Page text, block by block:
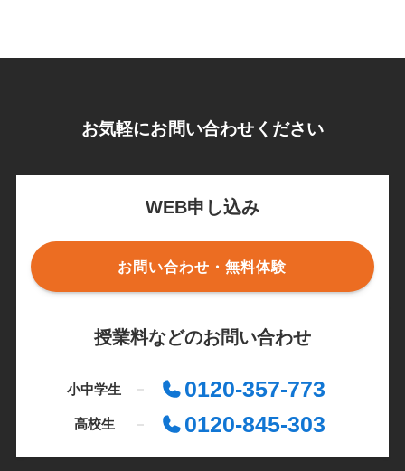
お気軽にお問い合わせください
WEB申し込み
お問い合わせ・無料体験
授業料などのお問い合わせ
小中学生 0120-357-773
高校生 0120-845-303